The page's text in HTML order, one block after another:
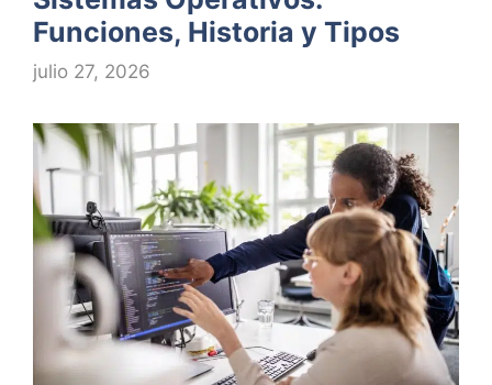
Funciones, Historia y Tipos
julio 27, 2026